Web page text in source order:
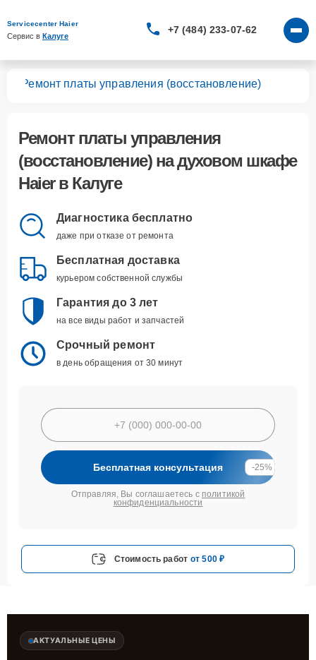
Servicecenter Haier
Сервис в Калуге
+7 (484) 233-07-62
Ремонт платы управления (восстановление)
Ремонт платы управления
(восстановление)на духовом шкафе
Haier в Калуге
Диагностика бесплатно
даже при отказе от ремонта
Бесплатная доставка
курьером собственной службы
Гарантия до 3 лет
на все виды работ и запчастей
Срочный ремонт
в день обращения от 30 минут
Бесплатная консультация -25%
Отправляя, Вы соглашаетесь с политикой
конфиденциальности
Стоимость работ от 500 ₽
АКТУАЛЬНЫЕ ЦЕНЫ